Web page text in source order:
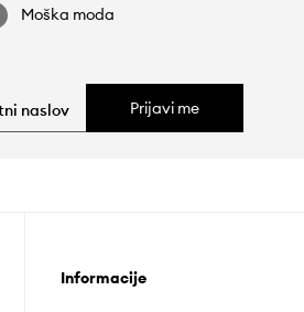
Moška moda
Prijavi me
Informacije